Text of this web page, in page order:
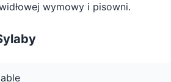
wymowy i pisowni.